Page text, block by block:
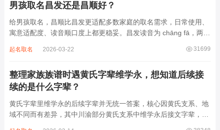
男孩取名昌发还是昌顺好？
给男孩取名，昌顺比昌发更适配多数家庭的取名需求，日常使用、
寓意适配度、读音顺口度上都更稳妥。昌发读音为 chāng fā，两个
离叫名字时辨识度不高。昌字本义为兴盛、繁茂，发字核心指向发
31699
起名取名 2026-03-22
整理家族族谱时遇黄氏字辈维学永，想知道后续接
续的是什么字辈？
黄氏字辈里维学永的后续字辈并无统一答案，核心因黄氏支系、地
域不同而有差异，其中川渝部分黄氏支系中维学永后接文字辈，完